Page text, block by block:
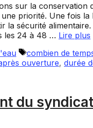
sur la conservation
une priorité. Une fois
la sécurité
les 24 à 48 … Lire plus
Étiquettes
combien de
ouverture, durée
du